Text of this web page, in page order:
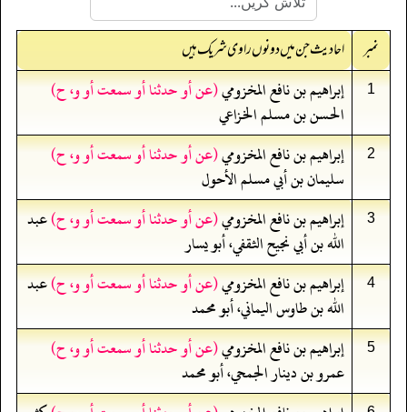
نمبر احادیث جن میں دونوں راوی شریک ہیں
1 إبراهيم بن نافع المخزومي(عن أو حدثنا أو سمعت أو و، ح)
الحسن بن مسلم الخزاعي
2 إبراهيم بن نافع المخزومي(عن أو حدثنا أو سمعت أو و، ح)
سليمان بن أبي مسلم الأحول
3 إبراهيم بن نافع المخزومي(عن أو حدثنا أو سمعت أو و، ح)عبد
الله بن أبي نجيح الثقفي، أبو يسار
4 إبراهيم بن نافع المخزومي(عن أو حدثنا أو سمعت أو و، ح)عبد
الله بن طاوس اليماني، أبو محمد
5 إبراهيم بن نافع المخزومي(عن أو حدثنا أو سمعت أو و، ح)
عمرو بن دينار الجمحي، أبو محمد